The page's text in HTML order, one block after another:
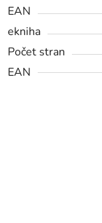
EAN
ekniha
Počet stran
EAN